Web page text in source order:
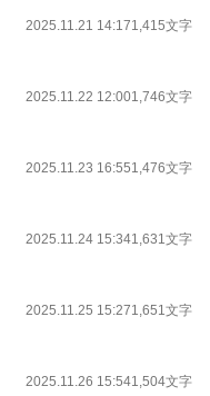
2025.11.21 14:171,415文字
2025.11.22 12:001,746文字
2025.11.23 16:551,476文字
2025.11.24 15:341,631文字
2025.11.25 15:271,651文字
2025.11.26 15:541,504文字